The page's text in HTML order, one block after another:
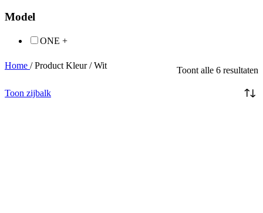
Model
ONE +
Home / Product Kleur/ Wit Toont alle 6 resultaten
Toon zijbalk